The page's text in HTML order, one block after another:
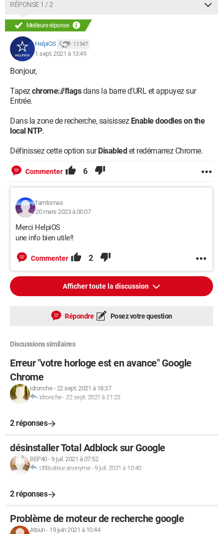
RÉPONSE 1 / 2
Meilleure réponse
HelpiOS 11 947
1 sept. 2021 à 13:49
Bonjour,
Tapezchrome://flagsdans la barre d'URL et appuyez sur
Entrée.
Dans la zone de recherche, saisissez Enable doodles on the
local NTP.
Définissez cette option surDisabledet redémarrez Chrome.
Commenter 6
famtomas
20 mars 2023 à 00:07
Merci HelpiOS
une info bien utile!!
Commenter 2
Afficher toute la discussion
Répondre Posez votre question
Discussions similaires
Erreur "votre horloge est en avance" Google
Chrome
idronche-22 sept. 2021 à 18:37
idronche-22 sept. 2021 à 21:23
2 réponses
désinstaller Total Adblock sur Google
BEP40-9 juil. 2021 à 07:52
Utilisateur anonyme-9 juil. 2021 à 10:40
2 réponses
Problème de moteur de recherche google
Atoun- 19 juin 2021 à 10:44